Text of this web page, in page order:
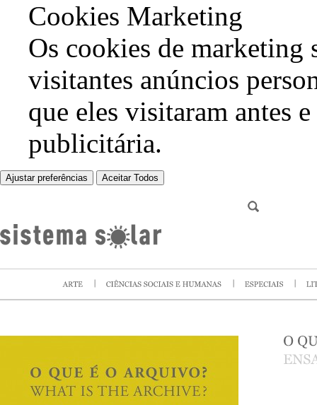
Cookies Marketing
Os cookies de marketing
visitantes anúncios
que eles visitaram antes
publicitária.
Ajustar preferências Aceitar Todos